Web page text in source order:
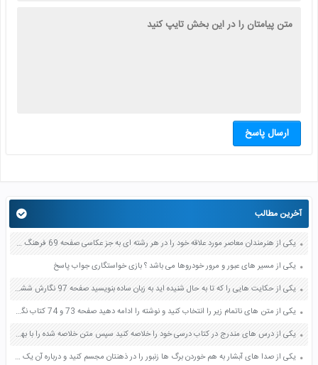
ارسال پاسخ
آخرین مطالب
یکی از هنرمندان معاصر مورد علاقه خود را در هر رشته ای به جز عکاسی صفحه 69 فرهنگ و هنر نهم
یکی از مسیر های عبور و مرور خودروها می باشد ؟ بازی خواستگاری جواب پاسخ
یکی از حکایت هایی را که تا به حال شنیده اید به زبان ساده بنویسید صفحه 97 نگارش ششم دبستان
یکی از متن های ناتمام زیر را انتخاب کنید و نوشته را ادامه دهید صفحه 73 و 74 کتاب نگارش فارسی پنجم دبستان
یکی از درس های مندرج در کتاب درسی خود را خلاصه کنید سپس متن خلاصه شده را با بهره گیری از روش های دسته بندی نمودار جدول نقشه مفهومی نشان دهید صفحه 118 نگارش یازدهم
یکی از صدا های آبشار به هم خوردن برگ ها زنبور را در ذهنتان مجسم کنید و درباره آن یک بند بنویسید صفحه 11 نگارش پنجم